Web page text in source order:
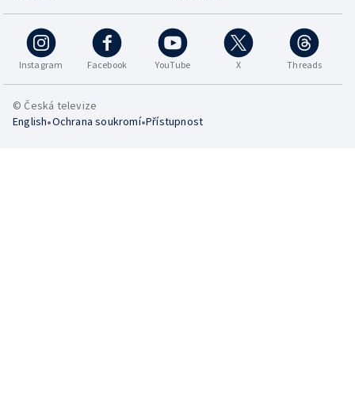
Instagram Facebook YouTube X Threads
© Česká televize
English•Ochrana soukromí•Přístupnost